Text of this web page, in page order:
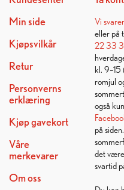
Min side
Kjøpsvilkår
Retur
Personverns
erklæring
Kjøp gavekort
Våre
merkevarer
Om oss
Vi
eller på
22 33
kl. 9–15
romjul
også
på
det
svartid